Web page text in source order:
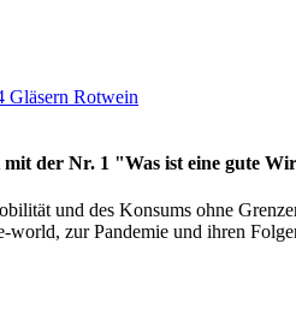
Gläsern Rotwein
der Nr. 1 "Was ist eine gute
und des Konsums ohne
zur Pandemie und ihren